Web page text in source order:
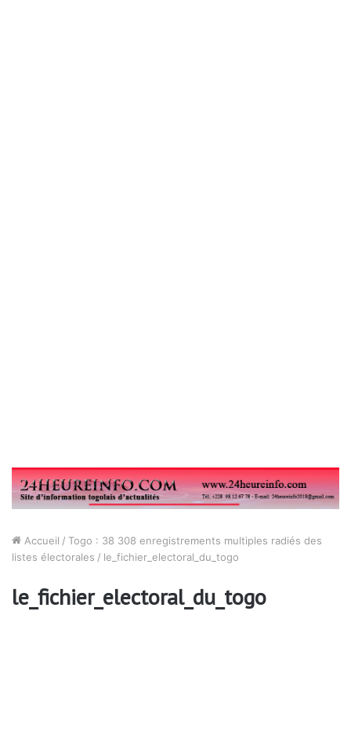
Accueil / Togo : 38 308 enregistrements multiples radiés des
listes électorales / le_fichier_electoral_du_togo
le_fichier_electoral_du_togo